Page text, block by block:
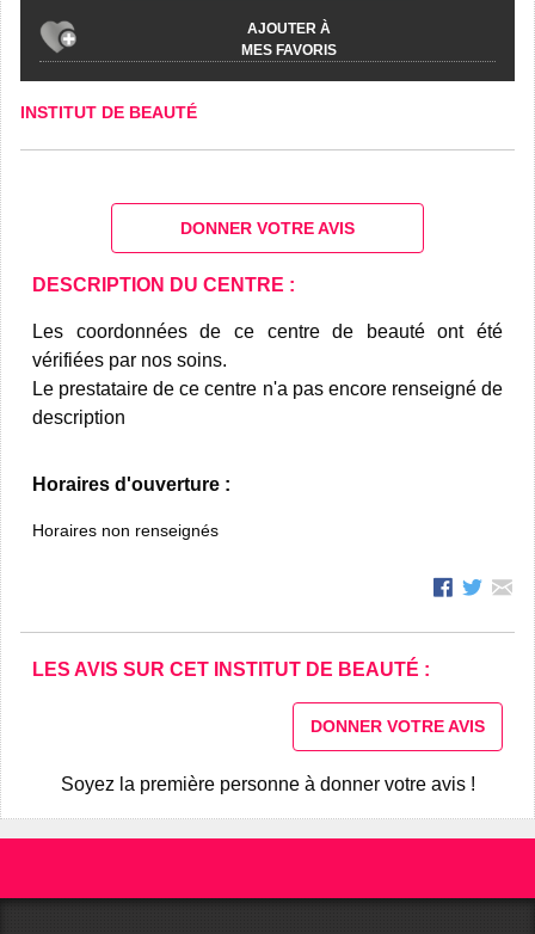
AJOUTER À
MES FAVORIS
INSTITUT DE BEAUTÉ
DONNER VOTRE AVIS
DESCRIPTION DU CENTRE :
Les coordonnées de ce centre de beauté ont été
vérifiées par nos soins.
Le prestataire de ce centre n'a pas encore renseigné de
description
Horaires d'ouverture :
Horaires non renseignés
LES AVIS SUR CET INSTITUT DE BEAUTÉ :
DONNER VOTRE AVIS
Soyez la première personne à donner votre avis !